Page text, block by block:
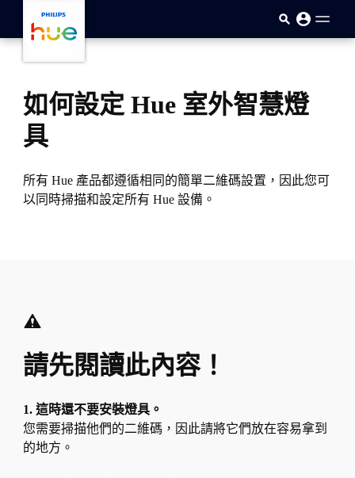
如何設定 Hue 室外智慧燈
具
所有 Hue 產品都遵循相同的簡單二維碼設置，因此您可
以同時掃描和設定所有 Hue 設備。
請先閱讀此內容！
1. 這時還不要安裝燈具。
您需要掃描他們的二維碼，因此請將它們放在容易拿到
的地方。